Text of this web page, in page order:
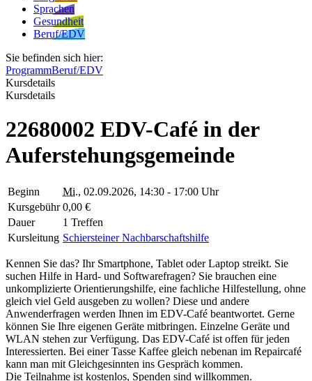
Sprachen
Gesundheit
Beruf/EDV
Sie befinden sich hier:
ProgrammBeruf/EDV
Kursdetails
Kursdetails
22680002 EDV-Café in der
Auferstehungsgemeinde
Beginn Mi., 02.09.2026, 14:30 - 17:00 Uhr
Kursgebühr 0,00 €
Dauer
1 Treffen
Kursleitung Schiersteiner Nachbarschaftshilfe
Kennen Sie das? Ihr Smartphone, Tablet oder Laptop streikt. Sie
suchen Hilfe in Hard- und Softwarefragen? Sie brauchen eine
unkomplizierte Orientierungshilfe, eine fachliche Hilfestellung, ohne
gleich viel Geld ausgeben zu wollen? Diese und andere
Anwenderfragen werden Ihnen im EDV-Café beantwortet. Gerne
können Sie Ihre eigenen Geräte mitbringen. Einzelne Geräte und
WLAN stehen zur Verfügung. Das EDV-Café ist offen für jeden
Interessierten. Bei einer Tasse Kaffee gleich nebenan im Repaircafé
kann man mit Gleichgesinnten ins Gespräch kommen.
Die Teilnahme ist kostenlos, Spenden sind willkommen.